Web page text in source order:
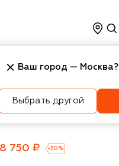
Косметика Интерьер
8 750 ₽ -30 %
Ваш город — Москва?
Выбрать другой